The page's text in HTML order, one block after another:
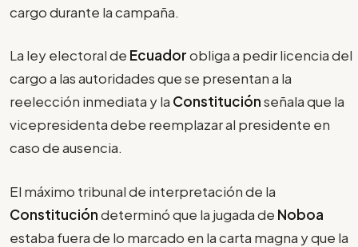
cargo durante la campaña.
La ley electoral de Ecuadorobliga a pedir licencia del
cargo a las autoridades que se presentan a la
reelección inmediata y la Constituciónseñala que la
vicepresidenta debe reemplazar al presidente en
caso de ausencia.
El máximo tribunal de interpretación de la
Constitucióndeterminó que la jugada de Noboa
estaba fuera de lo marcado en la carta magna y que la